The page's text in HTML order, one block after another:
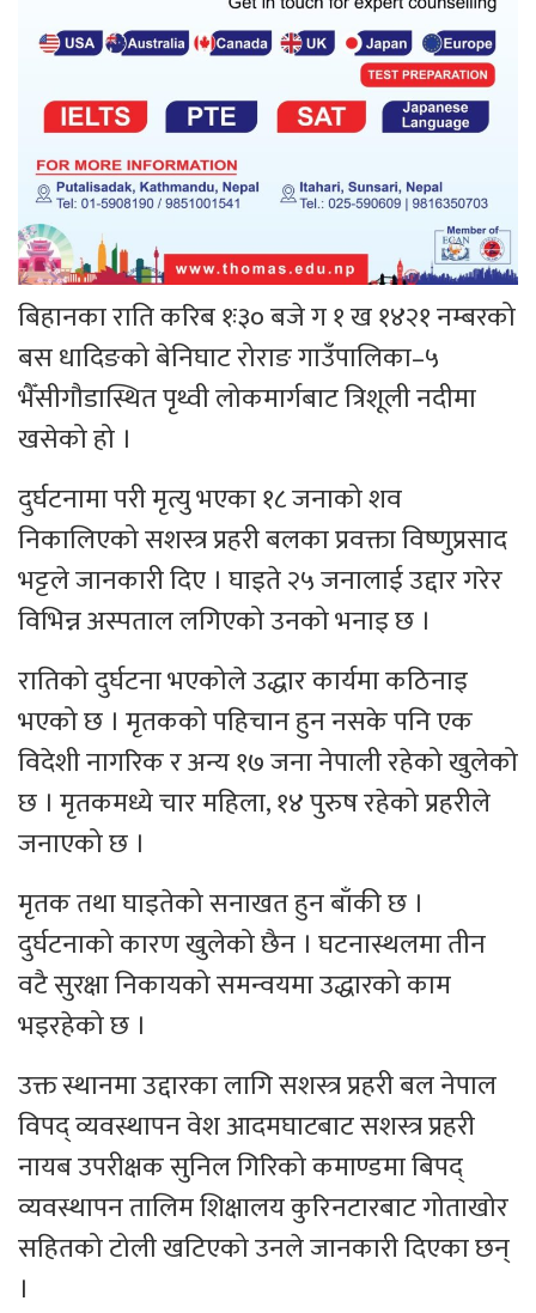
बिहानका राति करिब १ः३० बजे ग १ ख १४२१ नम्बरको
बस धादिङको बेनिघाट रोराङ गाउँपालिका–५
भैँसीगौडास्थित पृथ्वी लोकमार्गबाट त्रिशूली नदीमा
खसेको हो ।
दुर्घटनामा परी मृत्यु भएका १८ जनाको शव
निकालिएको सशस्त्र प्रहरी बलका प्रवक्ता विष्णुप्रसाद
भट्टले जानकारी दिए । घाइते २५ जनालाई उद्दार गरेर
विभिन्न अस्पताल लगिएको उनको भनाइ छ ।
रातिको दुर्घटना भएकोले उद्धार कार्यमा कठिनाइ
भएको छ । मृतकको पहिचान हुन नसके पनि एक
विदेशी नागरिक र अन्य १७ जना नेपाली रहेको खुलेको
छ । मृतकमध्ये चार महिला, १४ पुरुष रहेको प्रहरीले
जनाएको छ ।
मृतक तथा घाइतेको सनाखत हुन बाँकी छ ।
दुर्घटनाको कारण खुलेको छैन । घटनास्थलमा तीन
वटै सुरक्षा निकायको समन्वयमा उद्धारको काम
भइरहेको छ ।
उक्त स्थानमा उद्दारका लागि सशस्त्र प्रहरी बल नेपाल
विपद् व्यवस्थापन वेश आदमघाटबाट सशस्त्र प्रहरी
नायब उपरीक्षक सुनिल गिरिको कमाण्डमा बिपद्
व्यवस्थापन तालिम शिक्षालय कुरिनटारबाट गोताखोर
सहितको टोली खटिएको उनले जानकारी दिएका छन्
।